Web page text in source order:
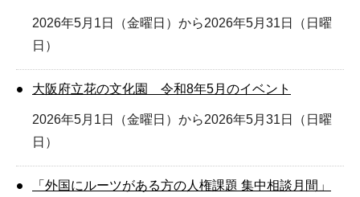
2026年5月1日（金曜日）から2026年5月31日（日曜
日）
大阪府立花の文化園 令和8年5月のイベント
2026年5月1日（金曜日）から2026年5月31日（日曜
日）
「外国にルーツがある方の人権課題 集中相談月間」